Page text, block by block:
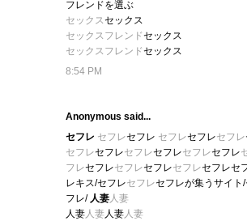
フレンドを選ぶ
セックスセックス
セックスフレンドセックス
セックスフレンドセックス
8:54 PM
Anonymous said...
セフレ セフレセフレ セフレセフレセフレ
セフレセフレセフレセフレセフレセフレ
フレセフレセフレセフレセフレセフレセ
レキス/セフレセフレセフレが集うサイト
フレ/ 人妻人妻
人妻人妻 人妻人妻